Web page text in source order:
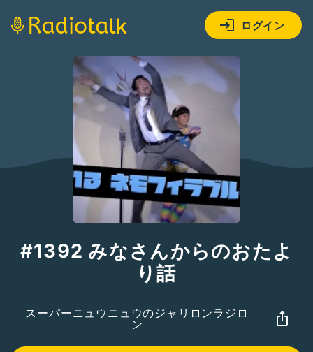
ログイン
#1392 みなさんからのおたよ
り話
スーパーニュウニュウのジャリロンラジロ
ン